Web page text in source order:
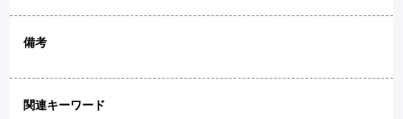
備考
関連キーワード